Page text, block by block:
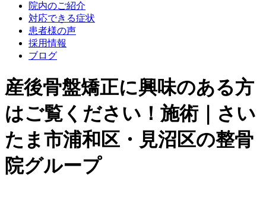
院内のご紹介
対応できる症状
患者様の声
採用情報
ブログ
産後骨盤矯正に興味のある方
はご覧ください！施術｜さい
たま市浦和区・見沼区の整骨
院グループ